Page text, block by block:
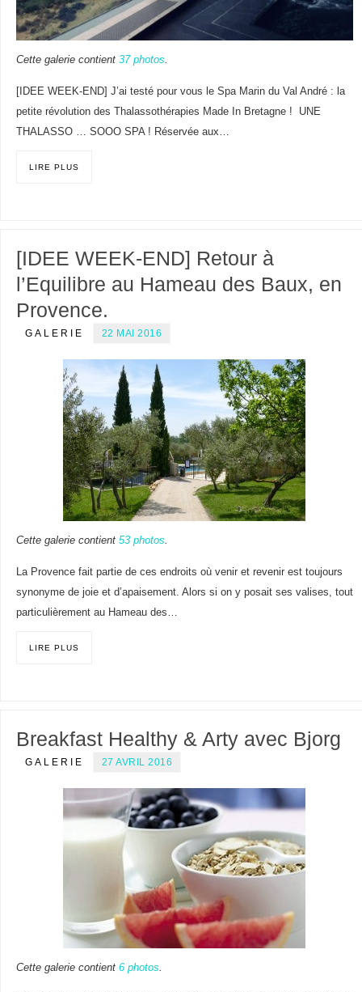
Cette galerie contient 37 photos.
[IDEE WEEK-END] J’ai testé pour vous le Spa Marin du Val André : la
petite révolution des Thalassothérapies Made In Bretagne ! UNE
THALASSO … SOOO SPA ! Réservée aux…
LIRE PLUS
[IDEE WEEK-END] Retour à
l’Equilibre au Hameau des Baux, en
Provence.
GALERIE 22 MAI 2016
Cette galerie contient 53 photos.
La Provence fait partie de ces endroits où venir et revenir est toujours
synonyme de joie et d’apaisement. Alors si on y posait ses valises, tout
particulièrement au Hameau des…
LIRE PLUS
Breakfast Healthy & Arty avec Bjorg
GALERIE 27 AVRIL 2016
Cette galerie contient 6 photos